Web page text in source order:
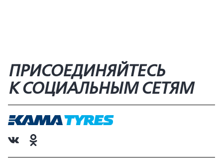
ПРИСОЕДИНЯЙТЕСЬ
К СОЦИАЛЬНЫМ СЕТЯМ